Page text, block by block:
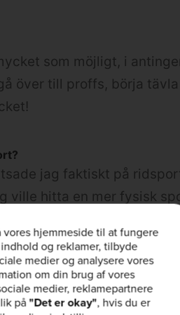
som möjligt, i
över till proffs, börja
jag faktiskt på
ville hitta en mer fysisk
(kinesisk
på vad det var. Så jag
bara för det var det
hjemmeside til at fungere
og reklamer, tilbyde
medier og analysere vores
om din brug af vores
medier, reklamepartnere
på"Det er okay", hvis du er